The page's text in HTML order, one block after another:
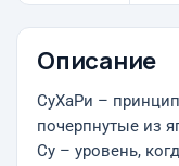
Описание
СуХаРи –
почерпнутые из
Су – уровень,